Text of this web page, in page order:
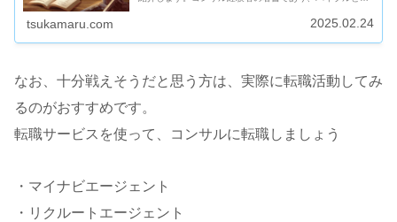
tsukamaru.com 2025.02.24
なお、十分戦えそうだと思う方は、実際に転職活動してみ
るのがおすすめです。
転職サービスを使って、コンサルに転職しましょう
・マイナビエージェント
・リクルートエージェント